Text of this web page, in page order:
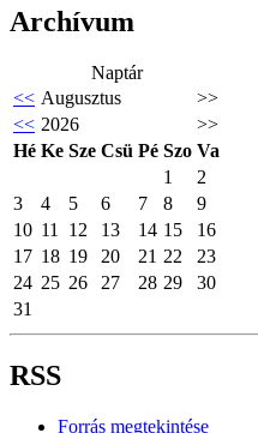
Archívum
Naptár
<< Augusztus
>>
<< 2026
>>
Hé Ke Sze Csü Pé Szo Va
1
2
3
4 5 6 7 8
9
10 11 12 13 14 15
16
17 18 19 20 21 22
23
24 25 26 27 28 29
30
31
RSS
Forrás megtekintése